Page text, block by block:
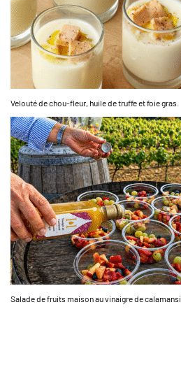
Velouté de chou-fleur, huile de truffe et foie gras.
Salade de fruits maison au vinaigre de calamansi